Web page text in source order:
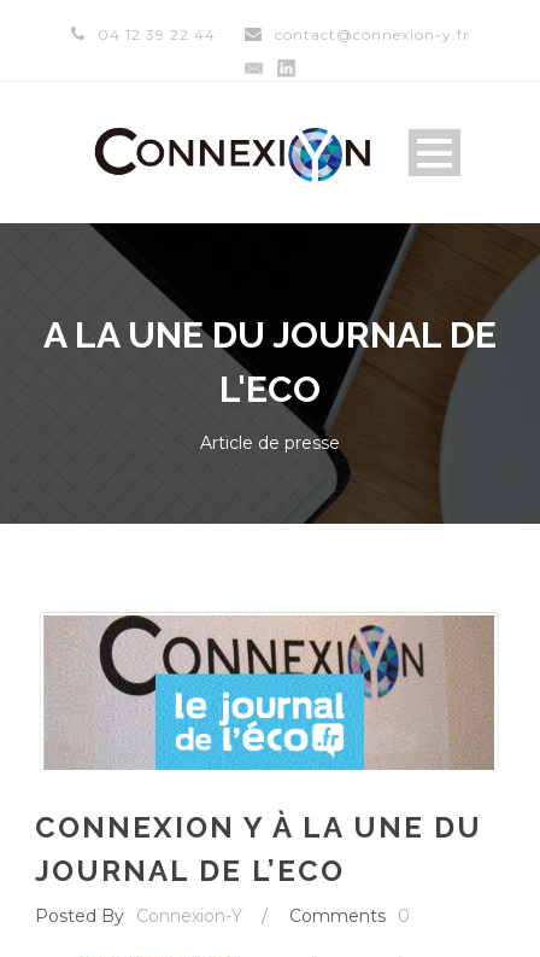
04 12 39 22 44 contact@connexion-y.fr
A LA UNE DU JOURNAL DE
L'ECO
Article de presse
CONNEXION Y À LA UNE DU
JOURNAL DE L’ECO
Posted By Connexion-Y / Comments 0